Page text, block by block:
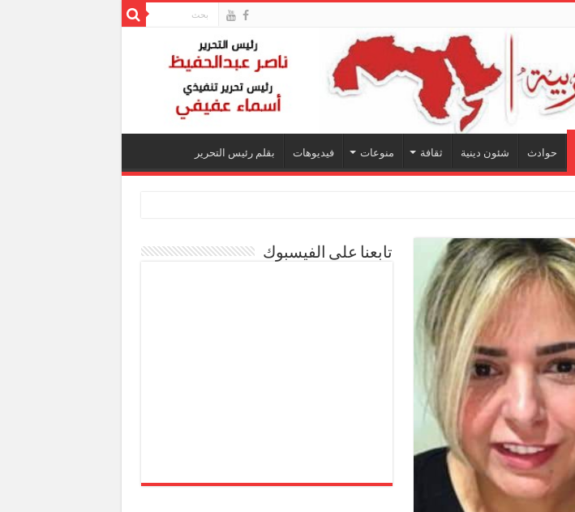
حوادث شئون دينية ثقافة منوعات فيديوهات بقلم رئيس التحرير
تابعنا على الفيسبوك